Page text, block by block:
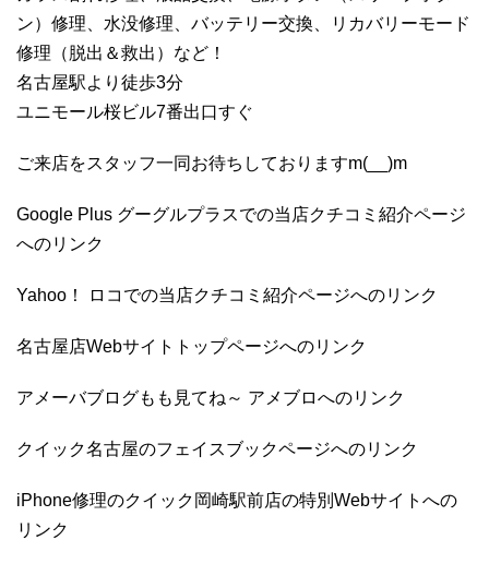
ン）修理、水没修理、バッテリー交換、リカバリーモード
修理（脱出＆救出）など！
名古屋駅より徒歩3分
ユニモール桜ビル7番出口すぐ
ご来店をスタッフ一同お待ちしておりますm(__)m
Google Plus グーグルプラスでの当店クチコミ紹介ページ
へのリンク
Yahoo！ ロコでの当店クチコミ紹介ページへのリンク
名古屋店Webサイトトップページへのリンク
アメーバブログもも見てね～ アメブロへのリンク
クイック名古屋のフェイスブックページへのリンク
iPhone修理のクイック岡崎駅前店の特別Webサイトへの
リンク